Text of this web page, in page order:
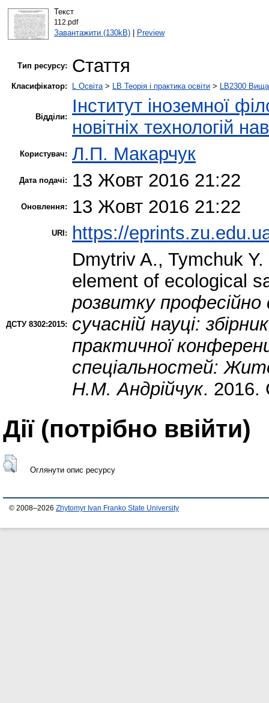
Текст
112.pdf
Завантажити (130kB)| Preview
Тип ресурсу: Стаття
Класифікатор: L Освіта> LB Теорія і практика освіти > LB2300 Вища
Відділи:
Інститут іноземної
новітніх технологій
Користувач: Л.П. Макарчук
Дата подачі: 13 Жовт 2016 21:22
Оновлення: 13 Жовт 2016 21:22
URI: https://
ДСТУ 8302:2015:
Dmytriv A., Tymchuk Y.
element of ecological
розвитку
сучасній науці:
практичної
спеціальностей:
Н.М. Андрійчук. 2016.
Дії ​​(потрібно ввійти)
Оглянути опис ресурсу
© 2008–2026 Zhytomyr Ivan Franko State University